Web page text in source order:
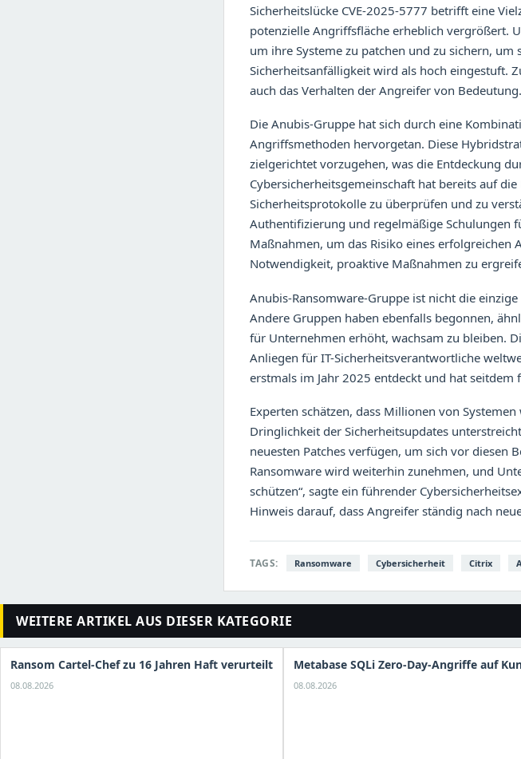
Sicherheitslücke CVE-2025-5777 betrifft eine
potenzielle Angriffsfläche erheblich vergrößert.
um ihre Systeme zu patchen und zu sichern,
Sicherheitsanfälligkeit wird als hoch eingestuft.
auch das Verhalten der Angreifer von Bedeutung.
Die Anubis-Gruppe hat sich durch eine
Angriffsmethoden hervorgetan. Diese
zielgerichtet vorzugehen, was die Entdeckung
Cybersicherheitsgemeinschaft hat bereits auf
Sicherheitsprotokolle zu überprüfen und zu
Authentifizierung und regelmäßige Schulungen
Maßnahmen, um das Risiko eines
Notwendigkeit, proaktive Maßnahmen zu
Anubis-Ransomware-Gruppe ist nicht die
Andere Gruppen haben ebenfalls begonnen,
für Unternehmen erhöht, wachsam zu bleiben.
Anliegen für IT-Sicherheitsverantwortliche
erstmals im Jahr 2025 entdeckt und hat
Experten schätzen, dass Millionen von
Dringlichkeit der Sicherheitsupdates
neuesten Patches verfügen, um sich vor diesen
Ransomware wird weiterhin zunehmen, und
schützen“, sagte ein führender
Hinweis darauf, dass Angreifer ständig nach
TAGS: Ransomware Cybersicherheit Citrix
WEITERE ARTIKEL AUS DIESER KATEGORIE
Ransom Cartel-Chef zu 16 Jahren Haft verurteilt
08.08.2026
Metabase SQLi Zero-Day-Angriffe auf
08.08.2026